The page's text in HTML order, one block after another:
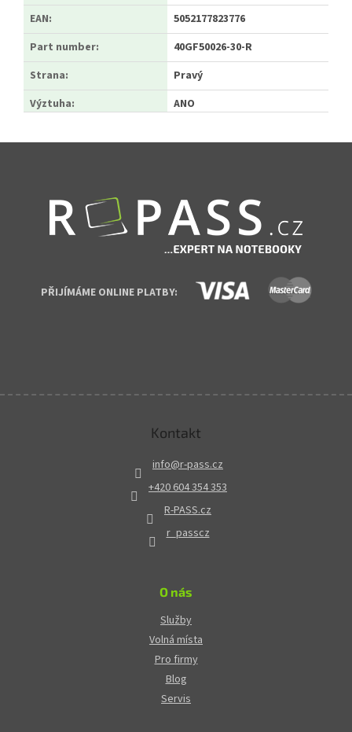
EAN:
5052177823776
Part number:
40GF50026-30-R
Strana:
Pravý
Výztuha: ANO
PŘIJÍMÁME ONLINE PLATBY:
Kontakt
info@r-pass.cz
+420 604 354 353
R-PASS.cz
r_passcz
O nás
Služby
Volná místa
Pro firmy
Blog
Servis